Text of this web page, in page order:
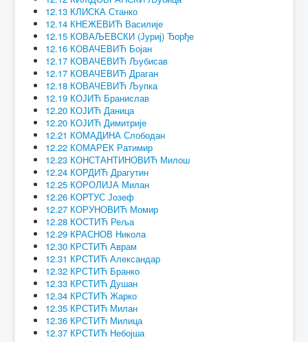
12.13 КЛИСКА Станко
12.14 КНЕЖЕВИЋ Василије
12.15 КОВАЉЕВСКИ (Јуриј) Ђорђе
12.16 КОВАЧЕВИЋ Бојан
12.17 КОВАЧЕВИЋ Љубисав
12.17 КОВАЧЕВИЋ Драган
12.18 КОВАЧЕВИЋ Љупка
12.19 КОЈИЋ Бранислав
12.20 КОЈИЋ Даница
12.20 КОЈИЋ Димитрије
12.21 КОМАДИНА Слободан
12.22 КОМАРЕК Ратимир
12.23 КОНСТАНТИНОВИЋ Милош
12.24 КОРДИЋ Драгутин
12.25 КОРОЛИЈА Милан
12.26 КОРТУС Јозеф
12.27 КОРУНОВИЋ Момир
12.28 КОСТИЋ Реља
12.29 КРАСНОВ Никола
12.30 КРСТИЋ Аврам
12.31 КРСТИЋ Александар
12.32 КРСТИЋ Бранко
12.33 КРСТИЋ Душан
12.34 КРСТИЋ Жарко
12.35 КРСТИЋ Милан
12.36 КРСТИЋ Милица
12.37 КРСТИЋ Небојша